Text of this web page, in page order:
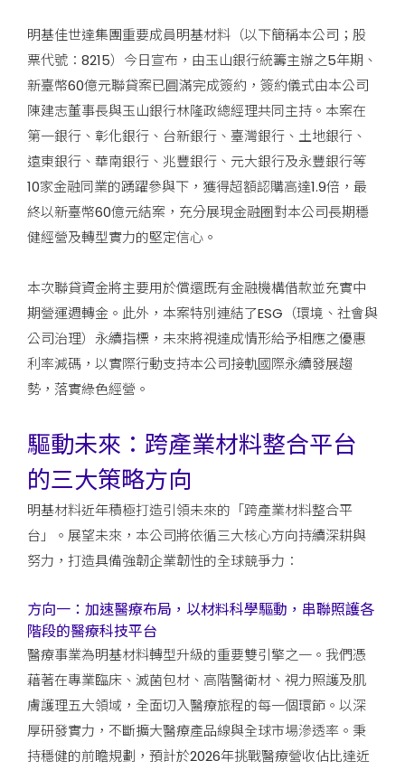
明基佳世達集團重要成員明基材料（以下簡稱本公司；股
票代號：8215）今日宣布，由玉山銀行統籌主辦之5年期、
新臺幣60億元聯貸案已圓滿完成簽約，簽約儀式由本公司
陳建志董事長與玉山銀行林隆政總經理共同主持。本案在
第一銀行、彰化銀行、台新銀行、臺灣銀行、土地銀行、
遠東銀行、華南銀行、兆豐銀行、元大銀行及永豐銀行等
10家金融同業的踴躍參與下，獲得超額認購高達1.9倍，最
終以新臺幣60億元結案，充分展現金融圈對本公司長期穩
健經營及轉型實力的堅定信心。
本次聯貸資金將主要用於償還既有金融機構借款並充實中
期營運週轉金。此外，本案特別連結了ESG（環境、社會與
公司治理）永續指標，未來將視達成情形給予相應之優惠
利率減碼，以實際行動支持本公司接軌國際永續發展趨
勢，落實綠色經營。
驅動未來：跨產業材料整合平台
的三大策略方向
明基材料近年積極打造引領未來的「跨產業材料整合平
台」。展望未來，本公司將依循三大核心方向持續深耕與
努力，打造具備強韌企業韌性的全球競爭力：
方向一：加速醫療布局，以材料科學驅動，串聯照護各
階段的醫療科技平台
醫療事業為明基材料轉型升級的重要雙引擎之一。我們憑
藉著在專業臨床、滅菌包材、高階醫衛材、視力照護及肌
膚護理五大領域，全面切入醫療旅程的每一個環節。以深
厚研發實力，不斷擴大醫療產品線與全球市場滲透率。秉
持穩健的前瞻規劃，預計於2026年挑戰醫療營收佔比達近